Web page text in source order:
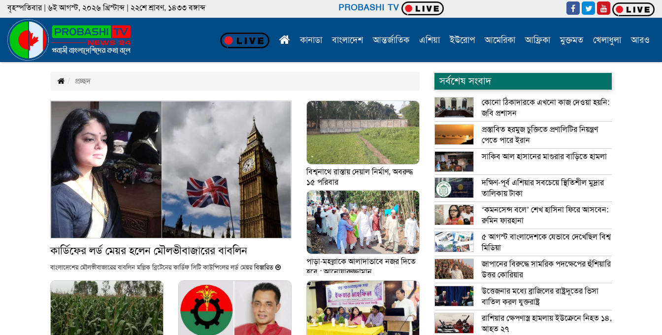
বৃহস্পতিবার | ৬ই আগস্ট, ২০২৬ খ্রিস্টাব্দ | ২২শে শ্রাবণ, ১৪৩৩ বঙ্গাব্দ PROBASHI TV
কানাডা বাংলাদেশ আন্তর্জাতিক এশিয়া ইউরোপ আমেরিকা আফ্রিকা মুক্তমত খেলাধুলা আরও
প্রচ্ছদ
কা‌র্ডিফের লর্ড মেয়র হ‌লেন মৌলভীবাজা‌রের বাব‌লিন
বাংলাদেশের মৌলভীবাজা‌রের বাব‌লিন ম‌ল্লিক ব্রিটে‌নের কা‌র্ডিফ সি‌টি কাউন্সিলের লর্ড মেয়রবিস্তারিত
বিশ্বনাথে রাস্তায় দেয়াল নির্মাণ, অবরুদ্ধ
১৫ পরিবার
পাড়া-মহল্লাকে আলাদাভাবে নজর দিতে
হবে : আনোয়ারুজ্জামান
সর্বশেষ সংবাদ
কোনো ঠিকাদারকে এখনো কাজ দেওয়া হয়নি:
জবি প্রশাসন
প্রস্তাবিত হরমুজ চুক্তিতে প্রণালিটির নিয়ন্ত্রণ
পেতে পারে ইরান
সাকিব আল হাসানের মাগুরার বাড়িতে হামলা
দক্ষিণ-পূর্ব এশিয়ার সবচেয়ে স্থিতিশীল মুদ্রার
তালিকায় টাকা
‘কমনসেন্স বলে’ শেখ হাসিনা ফিরে আসবেন:
রুমিন ফারহানা
৫ আগস্ট বাংলাদেশকে যেভাবে দেখেছিল বিশ্ব
মিডিয়া
জাপানের বিরুদ্ধে সামরিক পদক্ষেপের হুঁশিয়ারি
উত্তর কোরিয়ার
উত্তেজনার মধ্যে ব্রাজিলের রাষ্ট্রদূতের ভিসা
বাতিল করল যুক্তরাষ্ট্র
রাশিয়ার ক্ষেপণাস্ত্র হামলায় ইউক্রেনে নিহত ১৪,
আহত ২৭